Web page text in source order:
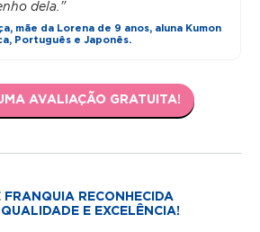
dela."
mãe da Lorena de 9 anos, aluna Kumon
Português e Japonês.
AVALIAÇÃO GRATUITA!
FRANQUIA RECONHECIDA
E EXCELÊNCIA!